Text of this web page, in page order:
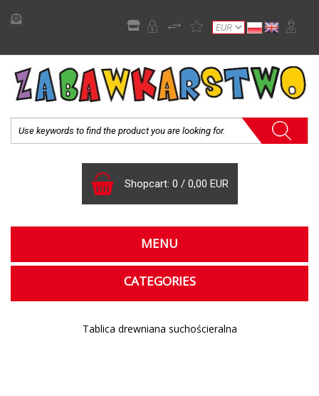
Shopcart: 0 / 0,00 EUR
MENU
CATEGORIES
Tablica drewniana suchościeralna